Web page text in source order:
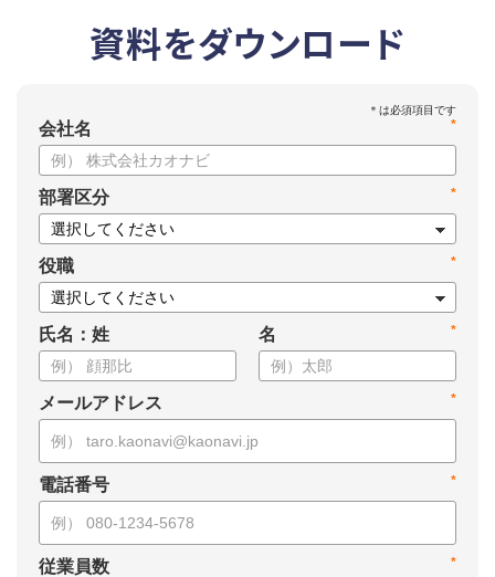
資料をダウンロード
*
会社名
*
部署区分
*
役職
氏名：姓 *
名
*
メールアドレス
*
電話番号
*
従業員数